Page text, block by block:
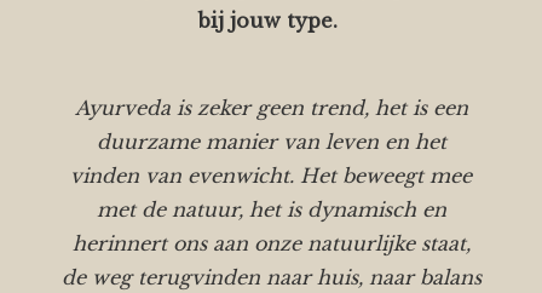
bij jouw type.
Ayurveda is zeker geen trend, het is een
duurzame manier van leven en het
vinden van evenwicht. Het beweegt mee
met de natuur, het is dynamisch en
herinnert ons aan onze natuurlijke staat,
de weg terugvinden naar huis, naar balans